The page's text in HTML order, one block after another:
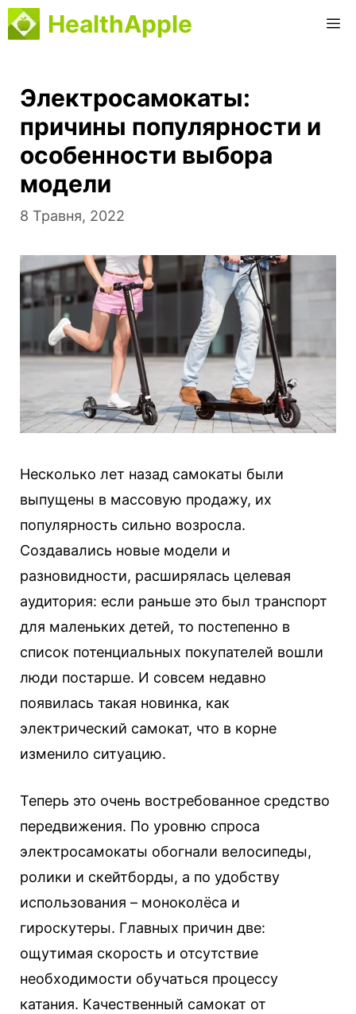
Перейти
до
HealthApple
Электросамокаты:
причины популярности и
особенности выбора
модели
8 Травня, 2022
Несколько лет назад самокаты были
выпущены в массовую продажу, их
популярность сильно возросла.
Создавались новые модели и
разновидности, расширялась целевая
аудитория: если раньше это был транспорт
для маленьких детей, то постепенно в
список потенциальных покупателей вошли
люди постарше. И совсем недавно
появилась такая новинка, как
электрический самокат, что в корне
изменило ситуацию.
Теперь это очень востребованное средство
передвижения. По уровню спроса
электросамокаты обогнали велосипеды,
ролики и скейтборды, а по удобству
использования – моноколёса и
гироскутеры. Главных причин две:
ощутимая скорость и отсутствие
необходимости обучаться процессу
катания. Качественный самокат от